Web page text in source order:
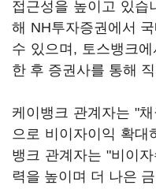
접근성을 높이고 있습
해 NH투자증권에서
수 있으며, 토스뱅크
한 후 증권사를 통해
케이뱅크 관계자는 "
으로 비이자이익 확대
뱅크 관계자는 "비이
력을 높이며 더 나은